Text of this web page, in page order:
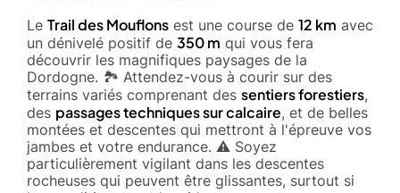
Le Trail des Mouflons est une course de 12 km avec
un dénivelé positif de 350 m qui vous fera
découvrir les magnifiques paysages de la
Dordogne. 🏞️ Attendez-vous à courir sur des
terrains variés comprenant des sentiers forestiers,
des passages techniques sur calcaire, et de belles
montées et descentes qui mettront à l'épreuve vos
jambes et votre endurance. ⚠️ Soyez
particulièrement vigilant dans les descentes
rocheuses qui peuvent être glissantes, surtout si